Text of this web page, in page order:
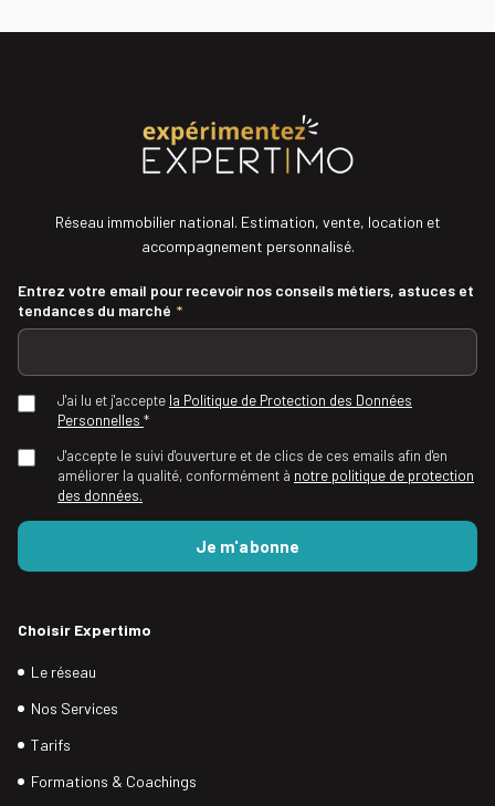
Réseau immobilier national. Estimation, vente, location et
accompagnement personnalisé.
Entrez votre email pour recevoir nos conseils métiers, astuces et
tendances du marché *
J'ai lu et j'accepte la Politique de Protection des Données
Personnelles *
J'accepte le suivi d'ouverture et de clics de ces emails afin d'en
améliorer la qualité, conformément à notre politique de protection
des données.
Choisir Expertimo
Le réseau
Nos Services
Tarifs
Formations & Coachings